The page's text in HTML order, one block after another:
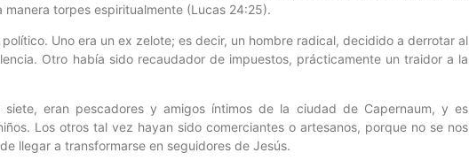
torpes espiritualmente (Lucas 24:25).
Uno era un ex zelote; es decir, un hombre radical, decidido a derrotar al
Otro había sido recaudador de impuestos, prácticamente un traidor a la
eran pescadores y amigos íntimos de la ciudad de Capernaum, y es
Los otros tal vez hayan sido comerciantes o artesanos, porque no se nos
llegar a transformarse en seguidores de Jesús.